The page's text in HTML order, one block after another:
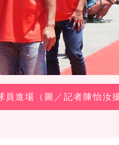
進場（圖／記者陳怡汝攝